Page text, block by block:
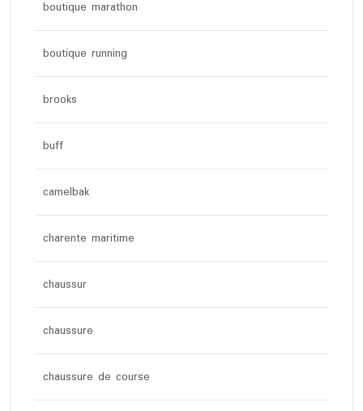
boutique marathon
boutique running
brooks
buff
camelbak
charente maritime
chaussur
chaussure
chaussure de course